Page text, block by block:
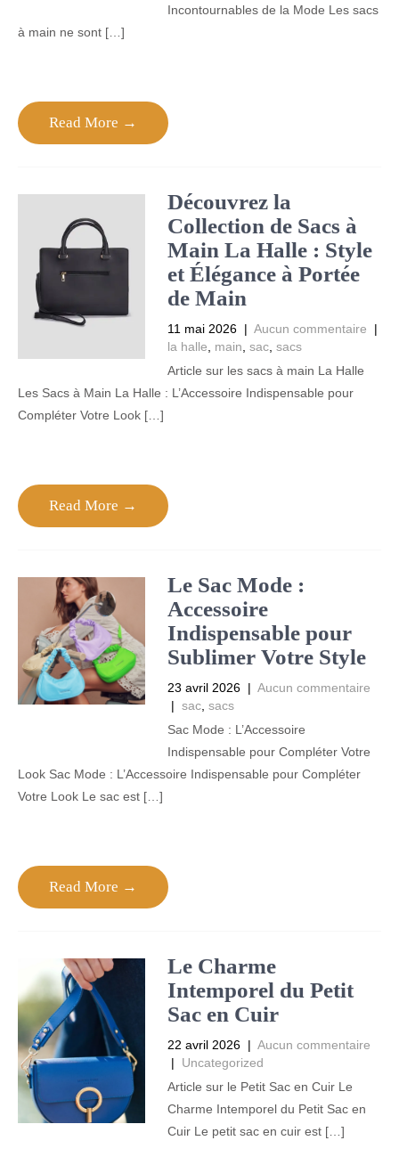
Incontournables de la Mode Les sacs
à main ne sont […]
Read More →
Découvrez la
Collection de Sacs à
Main La Halle : Style
et Élégance à Portée
de Main
11 mai 2026 | Aucun commentaire
|
la halle
main sac, sacs
Article sur les sacs à main La Halle
Les Sacs à Main La Halle : L’Accessoire Indispensable pour
Compléter Votre Look […]
Read More →
Le Sac Mode :
Accessoire
Indispensable pour
Sublimer Votre Style
23 avril 2026 | Aucun commentaire
| sac, sacs
Sac Mode : L’Accessoire
Indispensable pour Compléter Votre
Look Sac Mode : L’Accessoire Indispensable pour Compléter
Votre Look Le sac est […]
Read More →
Le Charme
Intemporel du Petit
Sac en Cuir
22 avril 2026 | Aucun commentaire
| Uncategorized
Article sur le Petit Sac en Cuir Le
Charme Intemporel du Petit Sac en
Cuir Le petit sac en cuir est […]